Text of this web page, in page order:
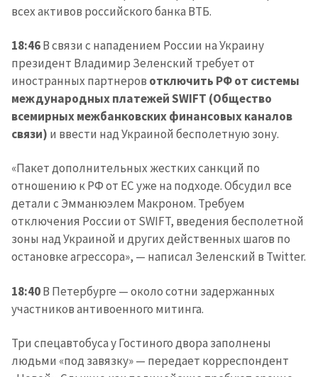
всех активов российского банка ВТБ.
18:46В связи с нападением России на Украину
президент Владимир Зеленский требует от
иностранных партнеров отключить РФ от системы
международных платежей SWIFT (Общество
всемирных межбанковских финансовых каналов
связи) и ввести над Украиной бесполетную зону.
«Пакет дополнительных жестких санкций по
отношению к РФ от ЕС уже на подходе. Обсудил все
детали с Эмманюэлем Макроном. Требуем
отключения России от SWIFT, введения бесполетной
зоны над Украиной и других действенных шагов по
остановке агрессора», — написал Зеленский в Twitter.
18:40В Петербурге — около сотни задержанных
участников антивоенного митинга.
Три спецавтобуса у Гостиного двора заполнены
людьми «под завязку» — передает корреспондент
КОНТАКТНЫЙ ИСТОЧНИК
Анонимный источник
Имя + Моё имя
Электронная почта
+ Мой email
Телефон+ Личный телефон
Я прочитал(а) и согласен(на)
с политикой
конфиденциальности.